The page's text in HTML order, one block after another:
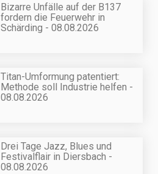
Bizarre Unfälle auf der B137
fordern die Feuerwehr in
Schärding - 08.08.2026
Titan-Umformung patentiert:
Methode soll Industrie helfen -
08.08.2026
Drei Tage Jazz, Blues und
Festivalflair in Diersbach -
08.08.2026